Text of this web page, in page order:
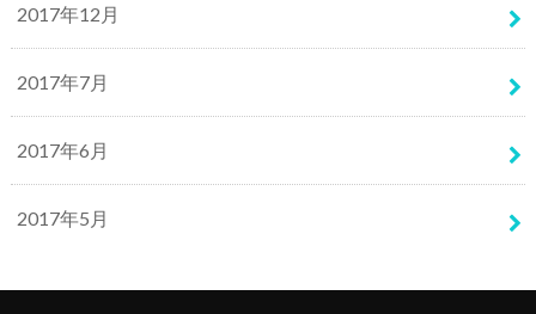
2017年12月
2017年7月
2017年6月
2017年5月